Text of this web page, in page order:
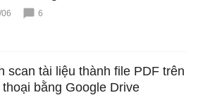
6
scan tài liệu thành file PDF trên
thoại bằng Google Drive